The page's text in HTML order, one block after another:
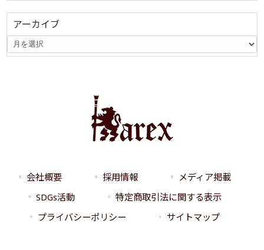
アーカイブ
会社概要 採用情報
メディア掲載
SDGs活動
特定商取引法に関する表示
プライバシーポリシー
サイトマップ